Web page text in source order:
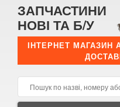
ЗАПЧАСТИНИ
НОВІ ТА Б/У
ІНТЕРНЕТ МАГАЗИН
Оригінальний
Примітка:
E-mail:
Телефон: